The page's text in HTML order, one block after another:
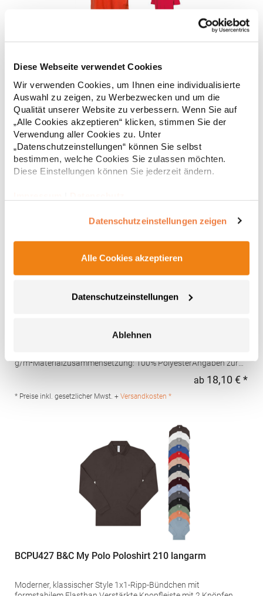
Diese Webseite verwendet Cookies
Wir verwenden Cookies, um Ihnen eine individualisierte
Auswahl zu zeigen, zu Werbezwecken und um die
Qualität unserer Website zu verbessern. Wenn Sie auf
„Alle Cookies akzeptieren“ klicken, stimmen Sie der
Verwendung aller Cookies zu. Unter
„Datenschutzeinstellungen“ können Sie selbst
bestimmen, welche Cookies Sie zulassen möchten.
Diese Einstellungen können Sie jederzeit ändern.
Datenschutzeinstellungen zeigen
Alle Cookies akzeptieren
Datenschutzeinstellungen
Ablehnen
mit Polyfilm für Formstabilität Flachstrick-Kragen und
Ärmelbündchen in Rippstrick Doppelnähte an Schultern
Verstärkte Nähte an stark beanspruchten Stellen Neutrales
Etikett im Kragen für die einfache Veredelung/Personalisierung
Verstärkte Knopfleiste mit drei Knöpfen Aufgesetzte
Brusttasche mit Knopfverschluss Verstärkte Seitenschlitze
Ersatzknopf Stehkragen Angesetzte Ärmel Weiches Piquet-
Gewebe mit COOL-DRY feuchtigkeitsabsorbierenden
Eigenschaften, Atmungsaktivität und Verzugkontrolle Weicher,
R312XHersteller: Result Clothing Ltd. Narcisova 1 821 01
ab16,05 € *
* Preise inkl. gesetzlicher Mwst. + Versandkosten *
W475 Henbury Herren Coolplus®
g/m²Materialzusammensetzung: 100% PolyesterAngaben zur
Kingsfordweg 151 1043GR Amsterdam Niederlande E-Mail:
marketing@henbury.com
ab 18,10 € *
* Preise inkl. gesetzlicher Mwst. + Versandkosten *
BCPU427 B&C My Polo Poloshirt 210 langarm
Moderner, klassischer Style 1x1-Ripp-Bündchen mit